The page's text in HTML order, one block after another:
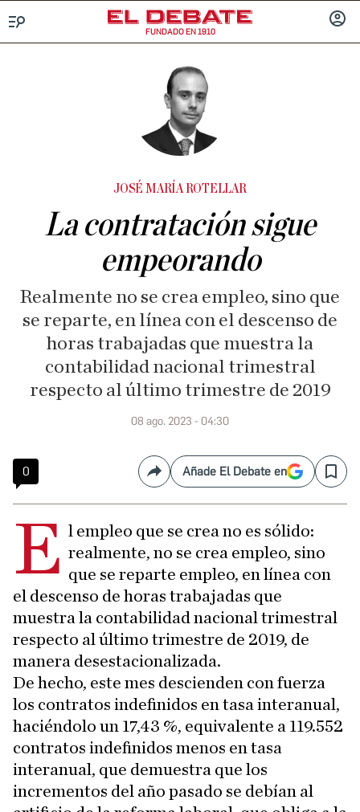
FUNDADO EN 1910
JOSÉ MARÍA ROTELLAR
La contratación sigue
empeorando
Realmente no se crea empleo, sino que
se reparte, en línea con el descenso de
horas trabajadas que muestra la
contabilidad nacional trimestral
respecto al último trimestre de 2019
08 ago. 2023 - 04:30
0 CompartirAñade El Debate en Save
E l empleo que se crea no es sólido:
realmente, no se crea empleo, sino
que se reparte empleo, en línea con
el descenso de horas trabajadas que
muestra la contabilidad nacional trimestral
respecto al último trimestre de 2019, de
manera desestacionalizada.
De hecho, este mes descienden con fuerza
los contratos indefinidos en tasa interanual,
haciéndolo un 17,43 %, equivalente a 119.552
contratos indefinidos menos en tasa
interanual, que demuestra que los
incrementos del año pasado se debían al